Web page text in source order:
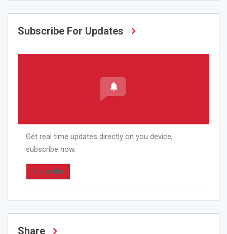
Subscribe For Updates
Get real time updates directly on you device,
subscribe now.
Subscribe
Share